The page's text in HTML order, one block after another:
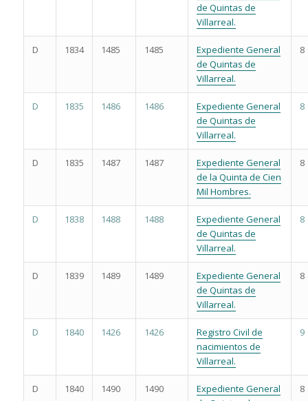
de Quintas de
Villarreal.
D 1834 1485 1485
Expediente General
de Quintas de
Villarreal.
8
D 1835 1486 1486
Expediente General
de Quintas de
Villarreal.
8
D 1835 1487 1487
Expediente General
de la Quinta de Cien
Mil Hombres.
8
D 1838 1488 1488
Expediente General
de Quintas de
Villarreal.
8
D 1839 1489 1489
Expediente General
de Quintas de
Villarreal.
8
D 1840 1426 1426
Registro Civil de
nacimientos de
Villarreal.
9
D 1840 1490 1490
Expediente General
8